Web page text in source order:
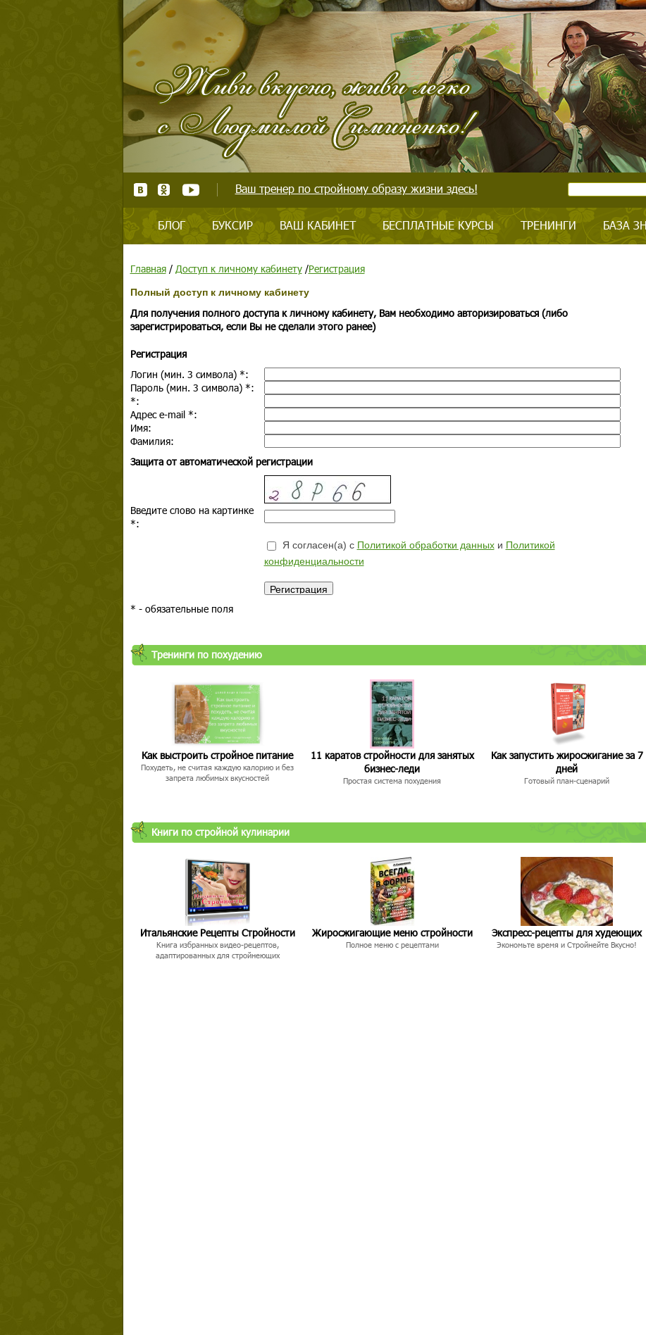
Ваш тренер по стройному образу жизни здесь!
БЛОГ БУКСИР ВАШ КАБИНЕТ БЕСПЛАТНЫЕ КУРСЫ ТРЕНИНГИ БАЗА
Главная/ Доступ к личному кабинету/Регистрация
Полный доступ к личному кабинету
Для получения полного доступа к личному кабинету, Вам необходимо авторизироваться (либо
зарегистрироваться, если Вы не сделали этого ранее)
Регистрация
Логин (мин. 3 символа) *:
Пароль (мин. 3 символа) *:
*:
Адрес e-mail *:
Имя:
Фамилия:
Защита от автоматической регистрации
Введите слово на картинке
*:
Я согласен(а) с Политикой обработки данныхи Политикой
конфиденциальности
* - обязательные поля
Тренинги по похудению
Как выстроить стройное питание
Похудеть, не считая каждую калорию и без
запрета любимых вкусностей
11 каратов стройности для занятых
бизнес-леди
Простая система похудения
Как запустить жиросжигание за 7
дней
Готовый план-сценарий
Книги по стройной кулинарии
Итальянские Рецепты Стройности
Книга избранных видео-рецептов,
адаптированных для стройнеющих
Жиросжигающие меню стройности
Полное меню с рецептами
Экспресс-рецепты для худеющих
Экономьте время и Стройнейте Вкусно!